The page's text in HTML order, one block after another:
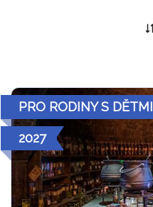
PRO RODINY S DĚTMI
2027